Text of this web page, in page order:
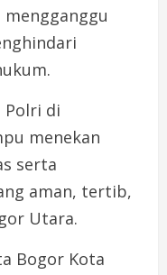
Polri di
menekan
serta
aman, tertib,
Utara.
Bogor Kota